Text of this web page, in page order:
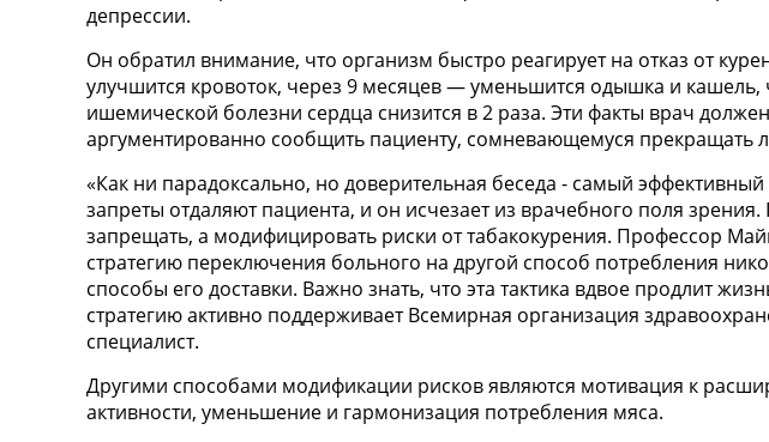
депрессии.
Он обратил внимание, что организм быстро реагирует на отказ от
улучшится кровоток, через 9 месяцев — уменьшится одышка и кашель,
ишемической болезни сердца снизится в 2 раза. Эти факты врач
аргументированно сообщить пациенту, сомневающемуся прекращать
«Как ни парадоксально, но доверительная беседа - самый
запреты отдаляют пациента, и он исчезает из врачебного поля
запрещать, а модифицировать риски от табакокурения. Профессор
стратегию переключения больного на другой способ потребления
способы его доставки. Важно знать, что эта тактика вдвое продлит
стратегию активно поддерживает Всемирная организация
специалист.
Другими способами модификации рисков являются мотивация к
активности, уменьшение и гармонизация потребления мяса.